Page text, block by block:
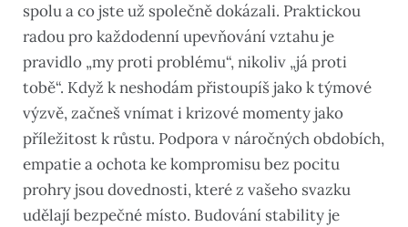
spolu a co jste už společně dokázali. Praktickou
radou pro každodenní upevňování vztahu je
pravidlo „my proti problému“, nikoliv „já proti
tobě“. Když k neshodám přistoupíš jako k týmové
výzvě, začneš vnímat i krizové momenty jako
příležitost k růstu. Podpora v náročných obdobích,
empatie a ochota ke kompromisu bez pocitu
prohry jsou dovednosti, které z vašeho svazku
udělají bezpečné místo. Budování stability je